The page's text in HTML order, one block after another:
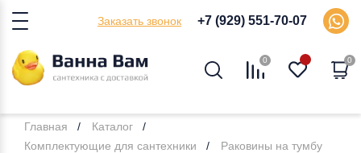
Заказать звонок +7 (929) 551-70-07
0 0
Главная
Каталог
Комплектующие для сантехники
Раковины на тумбу